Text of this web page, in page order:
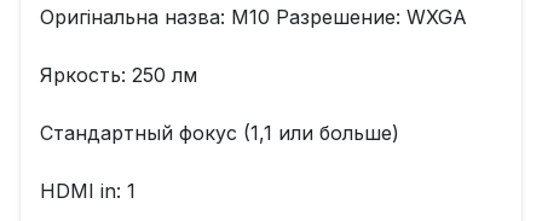
Оригінальна назва: M10 Разрешение: WXGA
Яркость: 250 лм
Стандартный фокус (1,1 или больше)
HDMI in: 1